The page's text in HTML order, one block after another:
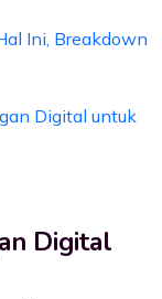
Ini, Breakdown
Digital untuk
Digital